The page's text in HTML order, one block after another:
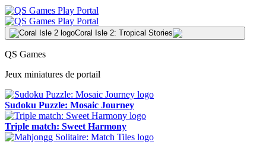
Coral Isle 2: Tropical Stories
QS Games
Jeux miniatures de portail
Sudoku Puzzle: Mosaic Journey
Triple match: Sweet Harmony